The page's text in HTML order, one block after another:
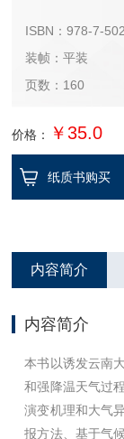
ISBN：978-7-
装帧：平装
页数：160
价格： ￥35.0
纸质书购买
内容简介
内容简介
本书以诱发云南
和强降温天气过
演变机理和大气
报方法、基于气